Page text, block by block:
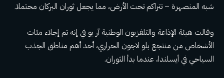
شبه المنصهرة – تتراكم تحت الأرض، مما يجعل ثوران البركان محتملا.
وقالت هيئة الإذاعة والتلفزيون الوطنية آر يو في إنه تم إجلاء مئات
الأشخاص من منتجع بلو لاجون الحراري، أحد أهم مناطق الجذب
السياحي في أيسلندا، عندما بدأ الثوران.